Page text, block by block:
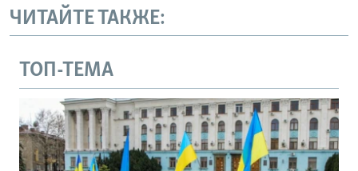
ЧИТАЙТЕ ТАКЖЕ:
ТОП-ТЕМА